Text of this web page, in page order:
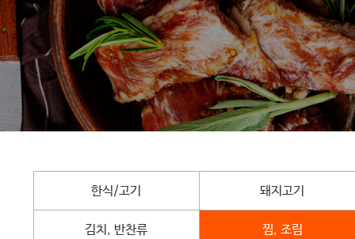
한식/고기 돼지고기
김치, 반찬류 찜, 조림